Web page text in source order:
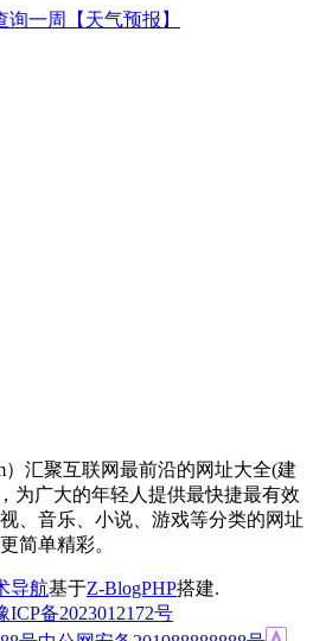
询一周【天气预报】
）汇聚互联网最前沿的网址大全(建
为广大的年轻人提供最快捷最有效
、音乐、小说、游戏等分类的网址
简单精彩。
导航基于Z-BlogPHP搭建.
ICP备2023012172号